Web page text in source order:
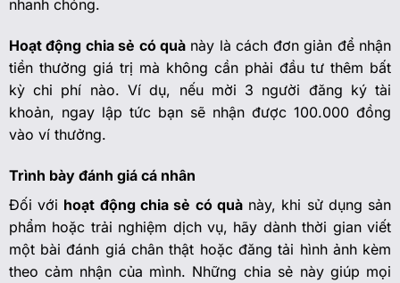
nhanh chóng.
Hoạt động chia sẻ có quà này là cách đơn giản để nhận
tiền thưởng giá trị mà không cần phải đầu tư thêm bất
kỳ chi phí nào. Ví dụ, nếu mời 3 người đăng ký tài
khoản, ngay lập tức bạn sẽ nhận được 100.000 đồng
vào ví thưởng.
Trình bày đánh giá cá nhân
Đối với hoạt động chia sẻ có quànày, khi sử dụng sản
phẩm hoặc trải nghiệm dịch vụ, hãy dành thời gian viết
một bài đánh giá chân thật hoặc đăng tải hình ảnh kèm
theo cảm nhận của mình. Những chia sẻ này giúp mọi